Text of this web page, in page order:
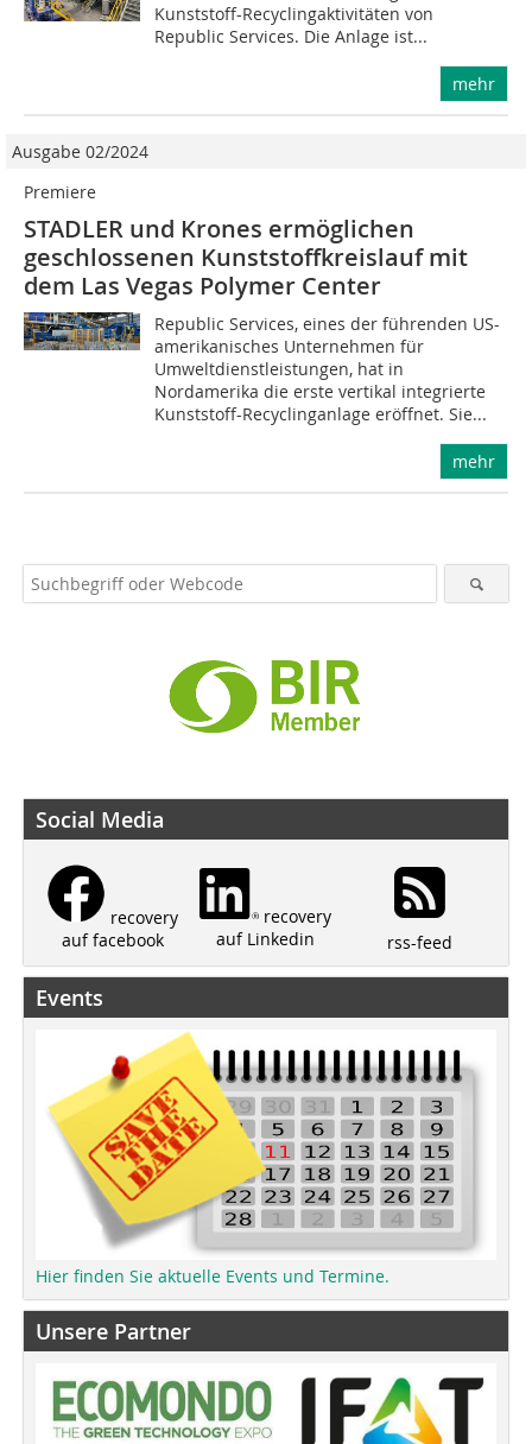
Kunststoff-Recyclingaktivitäten von
Republic Services. Die Anlage ist...
mehr
Ausgabe 02/2024
Premiere
STADLER und Krones ermöglichen
geschlossenen Kunststoffkreislauf mit
dem Las Vegas Polymer Center
Republic Services, eines der führenden US-
amerikanisches Unternehmen für
Umweltdienstleistungen, hat in
Nordamerika die erste vertikal integrierte
Kunststoff-Recyclinganlage eröffnet. Sie...
mehr
Social Media
recovery
auf facebook
recovery
auf Linkedin
rss-feed
Events
Hier finden Sie aktuelle Events und Termine.
Unsere Partner